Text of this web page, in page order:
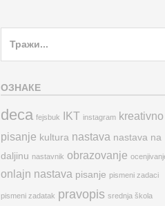
ОЗНАКЕ
deca fejsbuk IKT instagram kreativno
pisanje kultura nastava nastava na
daljinu nastavnik obrazovanje
onlajn nastava pisanje pismeni zadaci
pismeni zadatak pravopis srednja škola